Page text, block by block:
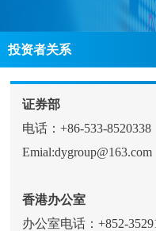
投资者关系
证券部
电话：+86-533-8520338
Emial:dygroup@163.com
香港办公室
办公室电话：+852-